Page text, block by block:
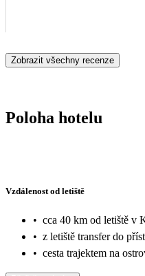
Zobrazit všechny recenze
Poloha hotelu
Vzdálenost od letiště
• cca 40 km od letiště v
• z letiště transfer do
• cesta trajektem na